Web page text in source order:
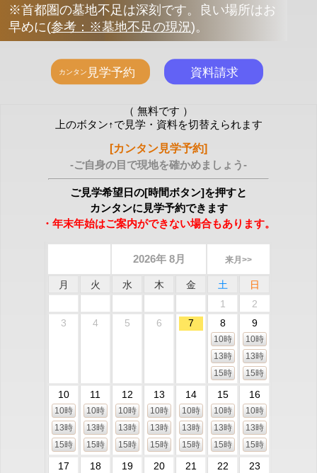
※首都圏の墓地不足は深刻です。良い場所はお
早めに(参考：※墓地不足の現況)。
（ 無料です ）
上のボタン↑で見学・資料を切替えられます
[カンタン見学予約]
-ご自身の目で現地を確かめましょう-
ご見学希望日の[時間ボタン]を押すと
カンタンに見学予約できます
・年末年始はご案内ができない場合もあります。
2026年 8月 来月>>
月 火 水 木 金 土
日
1
2
3
4 5 6 7 8
10時
13時
15時
9
10時
13時
15時
10
10時
13時
15時
11
10時
13時
15時
12
10時
13時
15時
13
10時
13時
15時
14
10時
13時
15時
15
10時
13時
15時
16
10時
13時
15時
17 18 19 20 21 22 23